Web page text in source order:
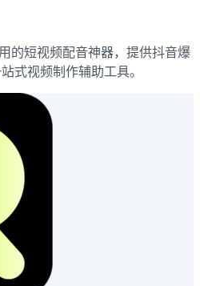
的短视频配音神器，提供抖音爆
式视频制作辅助工具。